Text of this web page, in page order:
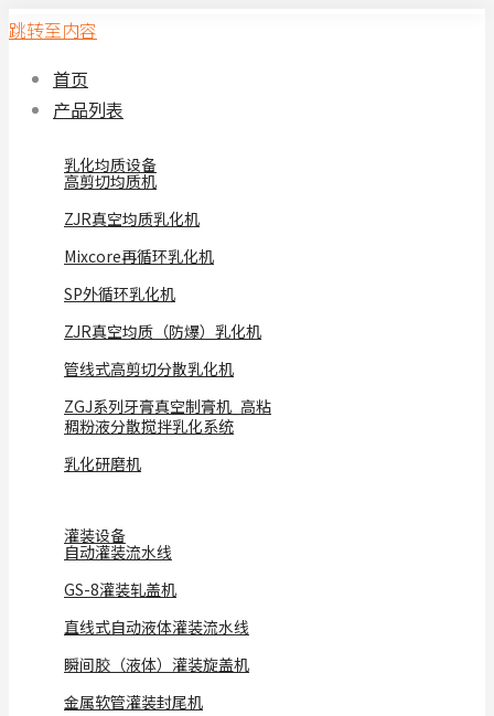
跳转至内容
首页
产品列表
乳化均质设备
高剪切均质机
ZJR真空均质乳化机
Mixcore再循环乳化机
SP外循环乳化机
ZJR真空均质（防爆）乳化机
管线式高剪切分散乳化机
ZGJ系列牙膏真空制膏机_高粘
稠粉液分散搅拌乳化系统
乳化研磨机
灌装设备
自动灌装流水线
GS-8灌装轧盖机
直线式自动液体灌装流水线
瞬间胶（液体）灌装旋盖机
金属软管灌装封尾机